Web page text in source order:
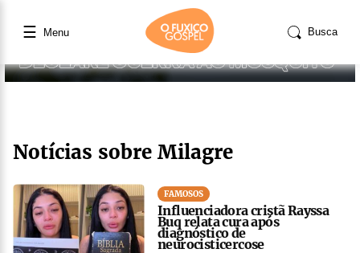
☰ Menu Busca
Notícias sobre Milagre
FAMOSOS
Influenciadora cristã Rayssa
Buq relata cura após
diagnóstico de
neurocisticercose